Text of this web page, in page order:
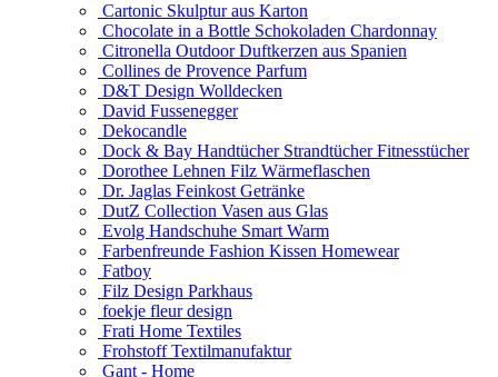
Cartonic Skulptur aus Karton
Chocolate in a Bottle Schokoladen Chardonnay
Citronella Outdoor Duftkerzen aus Spanien
Collines de Provence Parfum
D&T Design Wolldecken
David Fussenegger
Dekocandle
Dock & Bay Handtücher Strandtücher Fitnesstücher
Dorothee Lehnen Filz Wärmeflaschen
Dr. Jaglas Feinkost Getränke
DutZ Collection Vasen aus Glas
Evolg Handschuhe Smart Warm
Farbenfreunde Fashion Kissen Homewear
Fatboy
Filz Design Parkhaus
foekje fleur design
Frati Home Textiles
Frohstoff Textilmanufaktur
Gant - Home